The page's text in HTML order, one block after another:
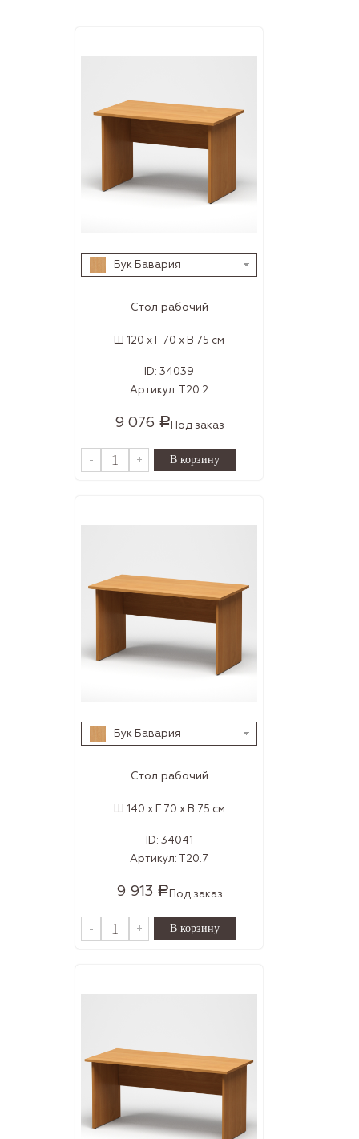
Бук Бавария
Стол рабочий
Ш 120 x Г 70 x В 75 см
ID: 34039
Артикул: Т20.2
9 076 Р Под заказ
- +
Бук Бавария
Стол рабочий
Ш 140 x Г 70 x В 75 см
ID: 34041
Артикул: Т20.7
9 913 Р Под заказ
- +